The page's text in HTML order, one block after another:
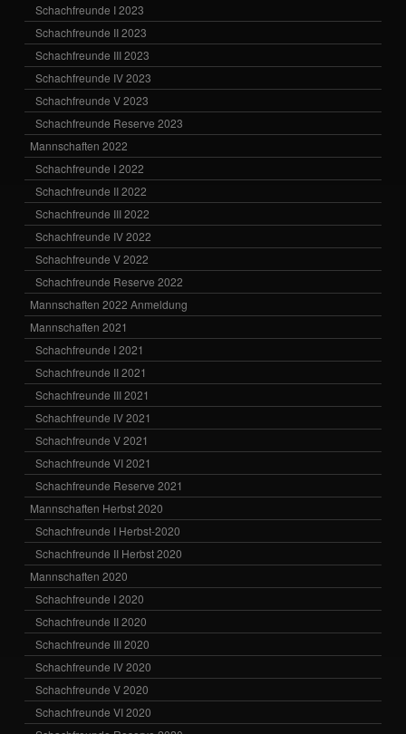
Schachfreunde I 2023
Schachfreunde II 2023
Schachfreunde III 2023
Schachfreunde IV 2023
Schachfreunde V 2023
Schachfreunde Reserve 2023
Mannschaften 2022
Schachfreunde I 2022
Schachfreunde II 2022
Schachfreunde III 2022
Schachfreunde IV 2022
Schachfreunde V 2022
Schachfreunde Reserve 2022
Mannschaften 2022 Anmeldung
Mannschaften 2021
Schachfreunde I 2021
Schachfreunde II 2021
Schachfreunde III 2021
Schachfreunde IV 2021
Schachfreunde V 2021
Schachfreunde VI 2021
Schachfreunde Reserve 2021
Mannschaften Herbst 2020
Schachfreunde I Herbst-2020
Schachfreunde II Herbst 2020
Mannschaften 2020
Schachfreunde I 2020
Schachfreunde II 2020
Schachfreunde III 2020
Schachfreunde IV 2020
Schachfreunde V 2020
Schachfreunde VI 2020